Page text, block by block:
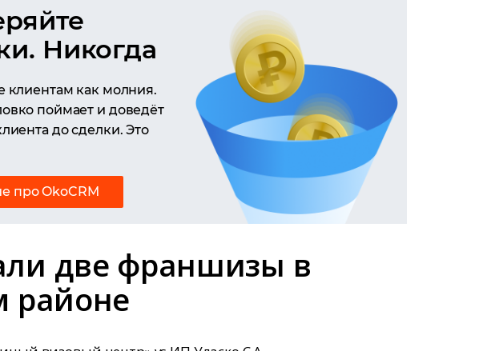
Никогда
клиентам как молния.
поймает и доведёт
до сделки. Это
про OkoCRM
две франшизы в
районе